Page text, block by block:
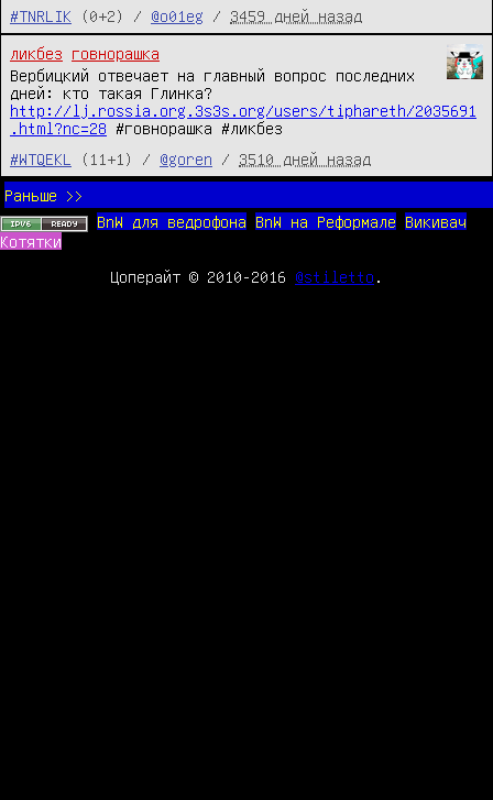
#TNRLIK
(0+2) / @o01eg / 3459 дней назад
ликбез
говнорашка
Вербицкий отвечает на главный вопрос последних
дней: кто такая Глинка?
http://lj.rossia.org.3s3s.org/users/tiphareth/2035691
.html?nc=28 #говнорашка #ликбез
#WTQEKL
(11+1) / @goren / 3510 дней назад
Раньше >>
BnW для ведрофона
BnW на Реформале
Викивач
Котятки
Цоперайт © 2010-2016 @stiletto